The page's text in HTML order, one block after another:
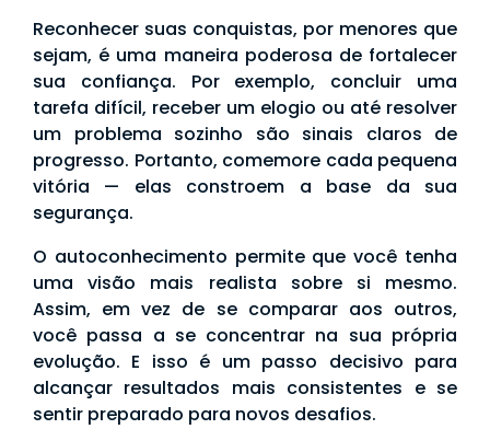
Reconhecer suas conquistas, por menores que
sejam, é uma maneira poderosa de fortalecer
sua confiança. Por exemplo, concluir uma
tarefa difícil, receber um elogio ou até resolver
um problema sozinho são sinais claros de
progresso. Portanto, comemore cada pequena
vitória — elas constroem a base da sua
segurança.
O autoconhecimento permite que você tenha
uma visão mais realista sobre si mesmo.
Assim, em vez de se comparar aos outros,
você passa a se concentrar na sua própria
evolução. E isso é um passo decisivo para
alcançar resultados mais consistentes e se
sentir preparado para novos desafios.